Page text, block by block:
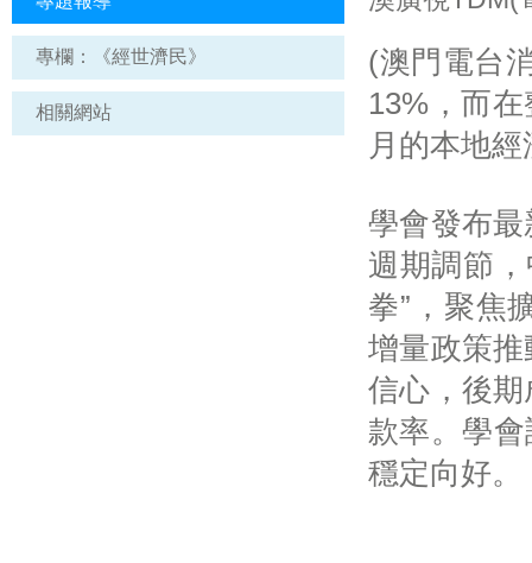
專欄：《經世濟民》
相關網站
(澳門電台
13%，而
月的本地
學會發布
週期調節
拳”，聚焦
增量政策
信心，後
款率。學
穩定向好